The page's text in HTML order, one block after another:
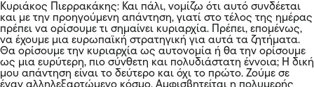
Κυριάκος Πιερρακάκης: Και πάλι, νομίζω ότι αυτό συνδέεται
και με την προηγούμενη απάντηση, γιατί στο τέλος της ημέρας
πρέπει να ορίσουμε τι σημαίνει κυριαρχία. Πρέπει, επομένως,
να έχουμε μια ευρωπαϊκή στρατηγική για αυτά τα ζητήματα.
Θα ορίσουμε την κυριαρχία ως αυτονομία ή θα την ορίσουμε
ως μια ευρύτερη, πιο σύνθετη και πολυδιάστατη έννοια; Η δική
μου απάντηση είναι το δεύτερο και όχι το πρώτο. Ζούμε σε